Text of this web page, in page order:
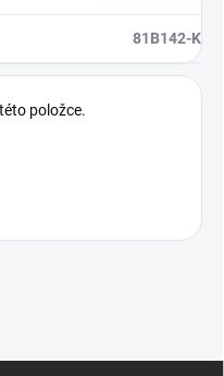
81B142-K
položce.